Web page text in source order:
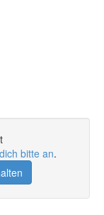
bitte an.